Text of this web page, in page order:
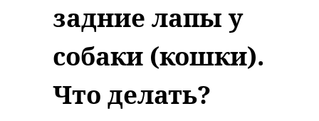
задние лапы у
собаки (кошки).
Что делать?